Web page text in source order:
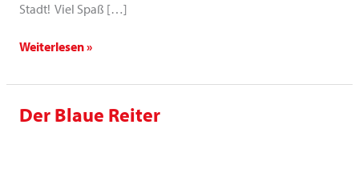
Stadt! Viel Spaß […]
Weiterlesen »
Der Blaue Reiter
Der